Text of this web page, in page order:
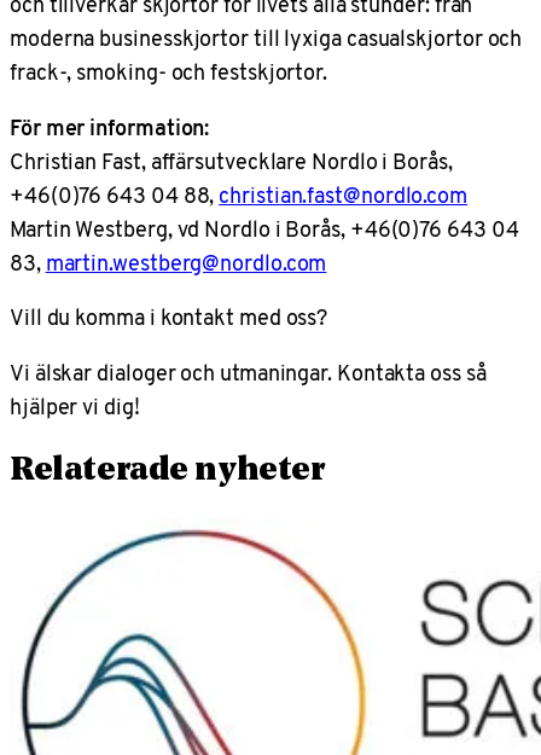
moderna businesskjortor till lyxiga casualskjortor och
frack-, smoking- och festskjortor.
För mer information:
Christian Fast, affärsutvecklare Nordlo i Borås,
+46(0)76 643 04 88,christian.fast@nordlo.com
Martin Westberg, vd Nordlo i Borås, +46(0)76 643 04
83,martin.westberg@nordlo.com
Vill du komma i kontakt med oss?
Vi älskar dialoger och utmaningar. Kontakta oss så
hjälper vi dig!
Relaterade nyheter